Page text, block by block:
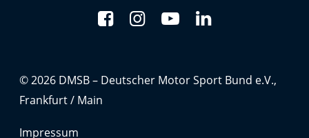
© 2026 DMSB – Deutscher Motor Sport Bund e.V.,
Frankfurt / Main
Impressum